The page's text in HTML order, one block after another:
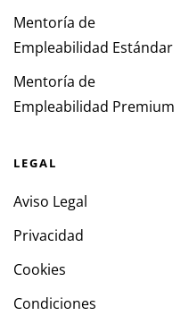
Mentoría de
Empleabilidad Estándar
Mentoría de
Empleabilidad Premium
LEGAL
Aviso Legal
Privacidad
Cookies
Condiciones